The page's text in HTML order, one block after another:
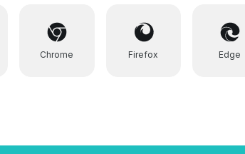
Chrome Firefox Edge